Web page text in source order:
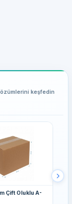
keşfedin
Çift Oluklu A-